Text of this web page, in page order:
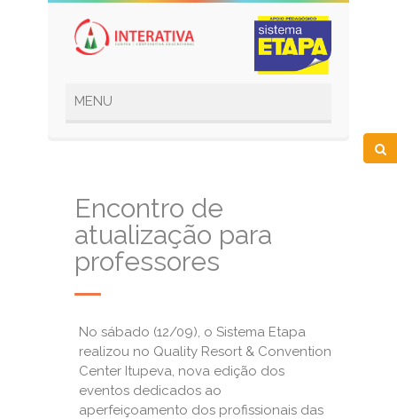
Encontro de
atualização para
professores
No sábado (12/09), o Sistema Etapa
realizou no Quality Resort & Convention
Center Itupeva, nova edição dos
eventos dedicados ao
aperfeiçoamento dos profissionais das